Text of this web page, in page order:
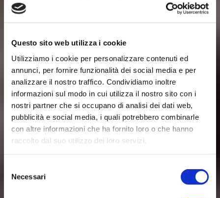
Questo sito web utilizza i cookie
Utilizziamo i cookie per personalizzare contenuti ed
annunci, per fornire funzionalità dei social media e per
analizzare il nostro traffico. Condividiamo inoltre
informazioni sul modo in cui utilizza il nostro sito con i
nostri partner che si occupano di analisi dei dati web,
pubblicità e social media, i quali potrebbero combinarle
con altre informazioni che ha fornito loro o che hanno
raccolto dal suo utilizzo dei loro servizi.
delNecessari
MELONI PRETTO,
IL PROFUMO DELLE COSE